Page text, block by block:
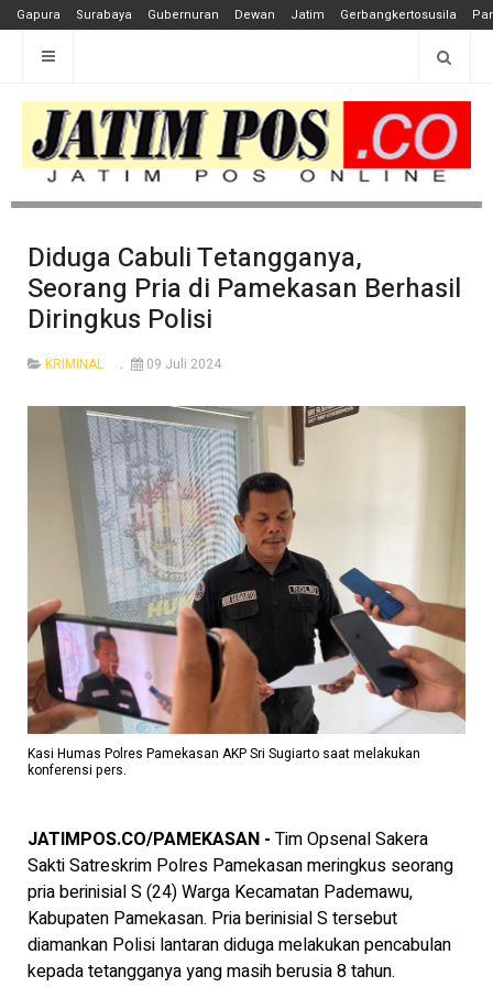
Gapura Surabaya Gubernuran Dewan Jatim Gerbangkertosusila
Diduga Cabuli Tetangganya,
Seorang Pria di Pamekasan Berhasil
Diringkus Polisi
KRIMINAL 09 Juli 2024
Kasi Humas Polres Pamekasan AKP Sri Sugiarto saat melakukan
konferensi pers.
JATIMPOS.CO/PAMEKASAN - Tim Opsenal Sakera
Sakti Satreskrim Polres Pamekasan meringkus seorang
pria berinisial S (24) Warga Kecamatan Pademawu,
Kabupaten Pamekasan. Pria berinisial S tersebut
diamankan Polisi lantaran diduga melakukan pencabulan
kepada tetangganya yang masih berusia 8 tahun.